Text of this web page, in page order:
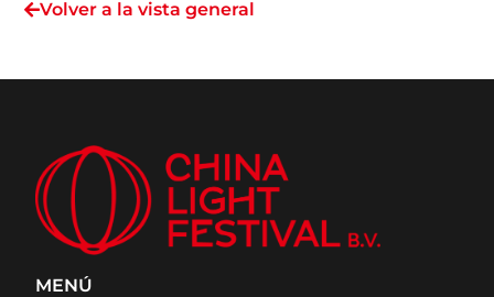
Volver a la vista general
MENÚ